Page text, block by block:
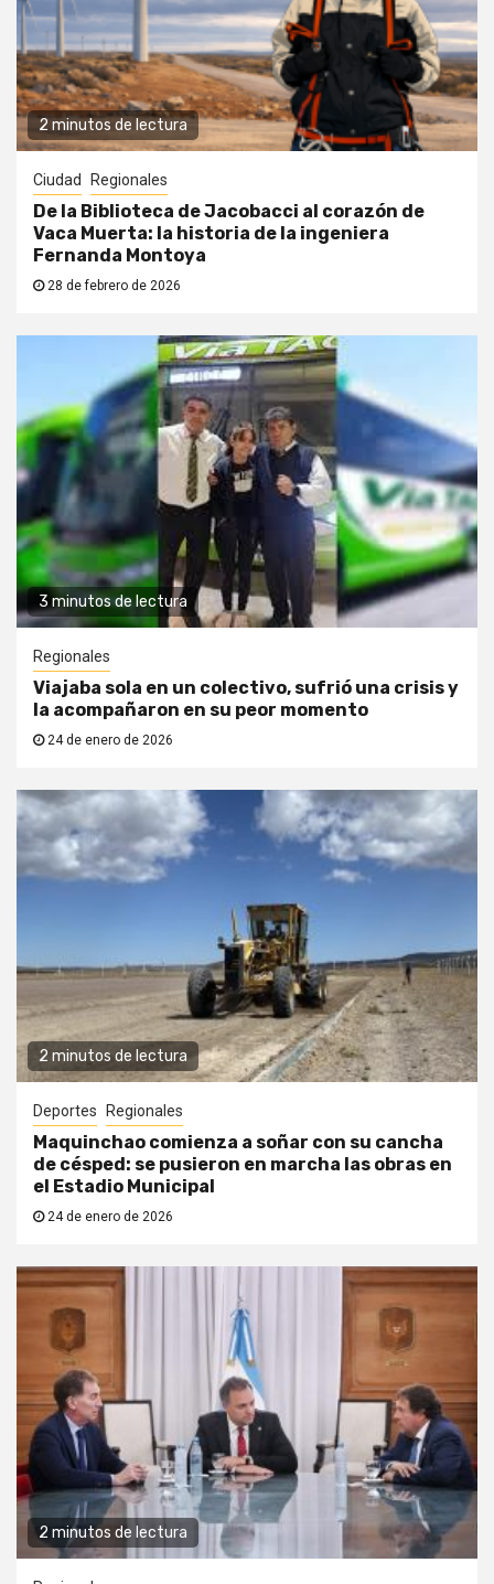
2 minutos de lectura
Ciudad Regionales
De la Biblioteca de Jacobacci al corazón de
Vaca Muerta: la historia de la ingeniera
Fernanda Montoya
28 de febrero de 2026
3 minutos de lectura
Regionales
Viajaba sola en un colectivo, sufrió una crisis y
la acompañaron en su peor momento
24 de enero de 2026
2 minutos de lectura
Deportes Regionales
Maquinchao comienza a soñar con su cancha
de césped: se pusieron en marcha las obras en
el Estadio Municipal
24 de enero de 2026
2 minutos de lectura